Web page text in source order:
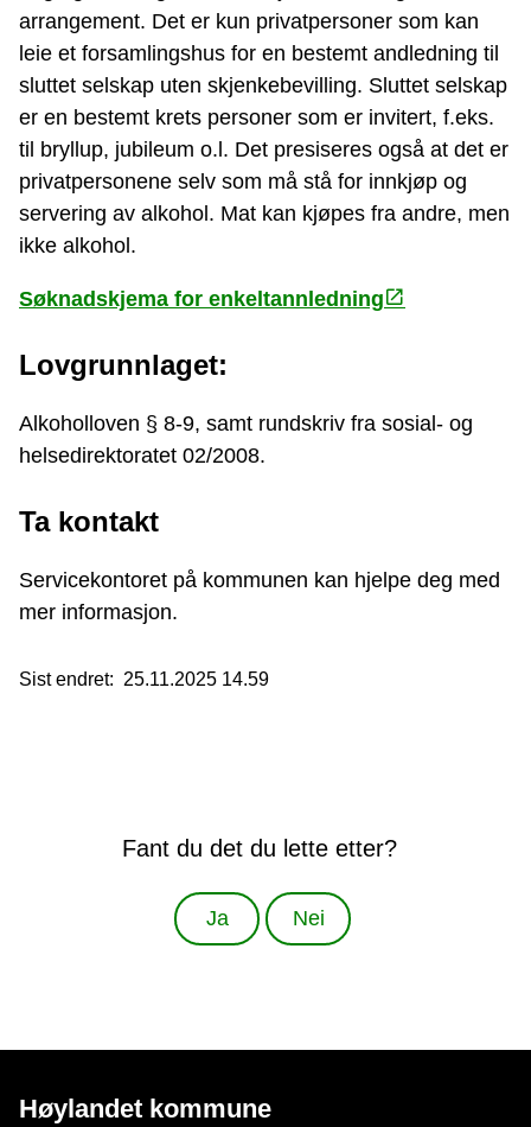
arrangement. Det er kun privatpersoner som kan
leie et forsamlingshus for en bestemt andledning til
sluttet selskap uten skjenkebevilling. Sluttet selskap
er en bestemt krets personer som er invitert, f.eks.
til bryllup, jubileum o.l. Det presiseres også at det er
privatpersonene selv som må stå for innkjøp og
servering av alkohol. Mat kan kjøpes fra andre, men
ikke alkohol.
Søknadskjema for enkeltannledning
Lovgrunnlaget:
Alkoholloven § 8-9, samt rundskriv fra sosial- og
helsedirektoratet 02/2008.
Ta kontakt
Servicekontoret på kommunen kan hjelpe deg med
mer informasjon.
Sist endret 25.11.2025 14.59
Fant du det du lette etter?
Ja Nei
Høylandet kommune